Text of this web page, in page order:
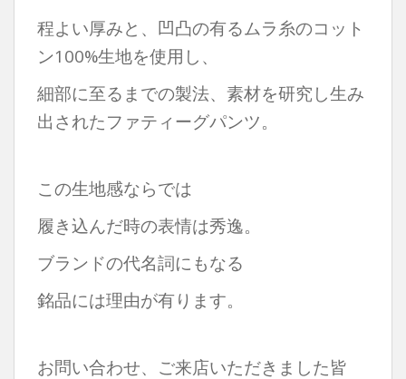
程よい厚みと、凹凸の有るムラ糸のコット
ン100%生地を使用し、
細部に至るまでの製法、素材を研究し生み
出されたファティーグパンツ。
この生地感ならでは
履き込んだ時の表情は秀逸。
ブランドの代名詞にもなる
銘品には理由が有ります。
お問い合わせ、ご来店いただきました皆